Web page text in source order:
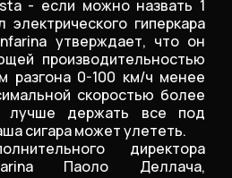
- если можно назвать 1
гиперкара
утверждает, что он
производительностью
разгона 0-100 км/ч менее
скоростью более
держать все под
сигара может улететь.
директора
Паоло Деллача,